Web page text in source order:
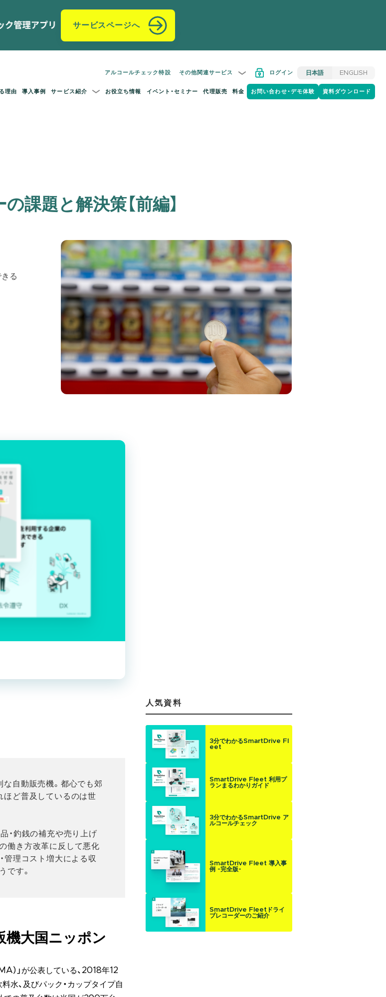
サービスページへ
アルコールチェック特設 その他関連サービス ログイン 日本語 ENGLISH
理由 導入事例 サービス紹介 お役立ち情報 イベント・セミナー 代理販売 料金 お問い合わせ・デモ体験 資料ダウンロード
課題と解決策【前編】
る
な自動販売機。都心でも郊
ほど普及しているのは世
・釣銭の補充や売り上げ
働き方改革に反して悪化
管理コスト増大による収
です。
機大国ニッポン
）」が公表している、2018年12
水、及びパック・カップタイプ自
人気資料
3分でわかるSmartDrive Fl
eet
SmartDrive Fleet 利用プ
ランまるわかりガイド
3分でわかるSmartDrive ア
ルコールチェック
SmartDrive Fleet 導入事
例 -完全版-
SmartDrive Fleetドライ
ブレコーダーのご紹介